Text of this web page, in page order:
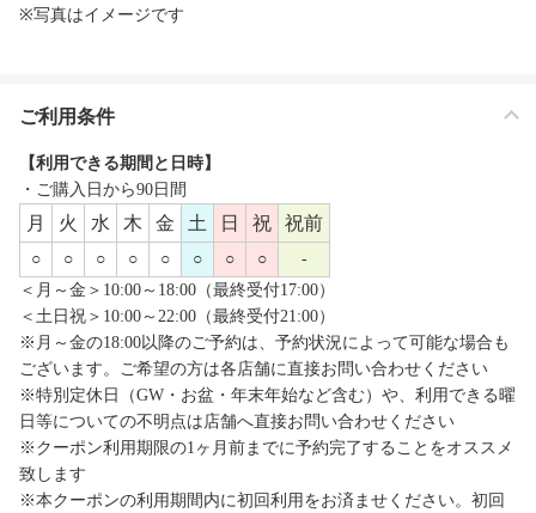
※写真はイメージです
ご利用条件
【利用できる期間と日時】
・ご購入日から90日間
月 火 水 木 金 土 日 祝 祝前
○ ○ ○ ○ ○ ○ ○ ○
-
＜月～金＞10:00～18:00（最終受付17:00）
＜土日祝＞10:00～22:00（最終受付21:00）
※月～金の18:00以降のご予約は、予約状況によって可能な場合も
ございます。ご希望の方は各店舗に直接お問い合わせください
※特別定休日（GW・お盆・年末年始など含む）や、利用できる曜
日等についての不明点は店舗へ直接お問い合わせください
※クーポン利用期限の1ヶ月前までに予約完了することをオススメ
致します
※本クーポンの利用期間内に初回利用をお済ませください。初回